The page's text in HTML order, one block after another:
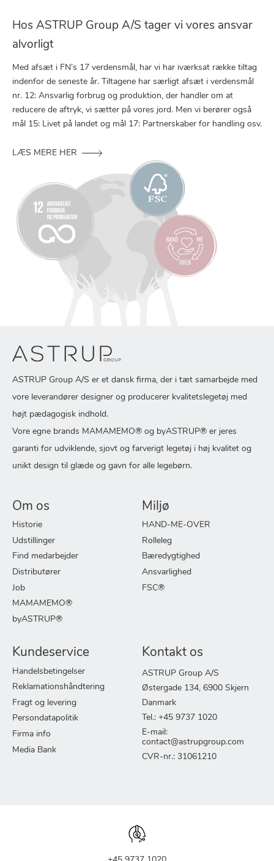
Hos ASTRUP Group A/S tager vi vores ansvar
alvorligt
Med afsæt i FN’s 17 verdensmål, har vi har iværksat række tiltag
indenfor de seneste år. Tiltagene har særligt afsæt i verdensmål
nr. 12: Ansvarlig forbrug og produktion, der handler om at
reducere de aftryk, vi sætter på vores jord. Men vi berører også
mål 15: Livet på landet og mål 17: Partnerskaber for handling osv.
LÆS MERE HER
ASTRUP Group A/S er et dansk firma, der i tæt samarbejde med
vore leverandører designer og producerer kvalitetslegetøj med
højt pædagogisk indhold.
Vore egne brands MAMAMEMO® og byASTRUP® er jeres
garanti for udviklende, sjovt og farverigt legetøj i høj kvalitet og
unikt design til glæde og gavn for alle legebørn.
Om os
Historie
Udstillinger
Find medarbejder
Distributører
Job
MAMAMEMO®
byASTRUP®
Miljø
HAND-ME-OVER
Rolleleg
Bæredygtighed
Ansvarlighed
FSC®
Kundeservice
Handelsbetingelser
Reklamationshåndtering
Fragt og levering
Persondatapolitik
Firma info
Media Bank
Kontakt os
ASTRUP Group A/S
Østergade 134, 6900 Skjern
Danmark
Tel.: +45 9737 1020
E-mail:
contact@astrupgroup.com
CVR-nr.: 31061210